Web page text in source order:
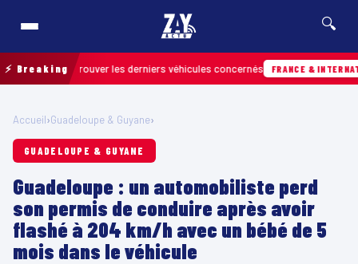
🔍
⚡ Breaking
pour retrouver les derniers véhicules concernés FRANCE & INTERNATIONALE
Accueil›Guadeloupe & Guyane›
GUADELOUPE & GUYANE
Guadeloupe : un automobiliste perd
son permis de conduire après avoir
flashé à 204 km/h avec un bébé de 5
mois dans le véhicule